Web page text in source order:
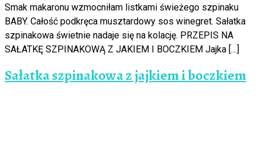
Smak makaronu wzmocniłam listkami świeżego szpinaku
BABY. Całość podkręca musztardowy sos winegret. Sałatka
szpinakowa świetnie nadaje się na kolację. PRZEPIS NA
SAŁATKĘ SZPINAKOWĄ Z JAKIEM I BOCZKIEM Jajka […]
Sałatka szpinakowa z jajkiem i boczkiem